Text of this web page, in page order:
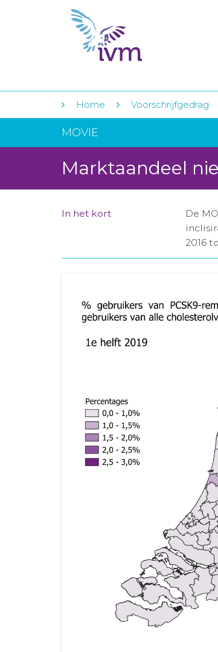
Home Voorschrijfgedrag
MOVIE
Marktaandeel
In het kort De
2016